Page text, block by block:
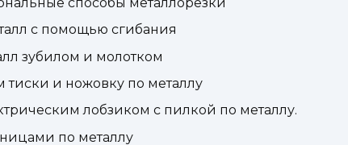
с помощью сгибания
зубилом и молотком
тиски и ножовку по металлу
лобзиком с пилкой по металлу.
по металлу